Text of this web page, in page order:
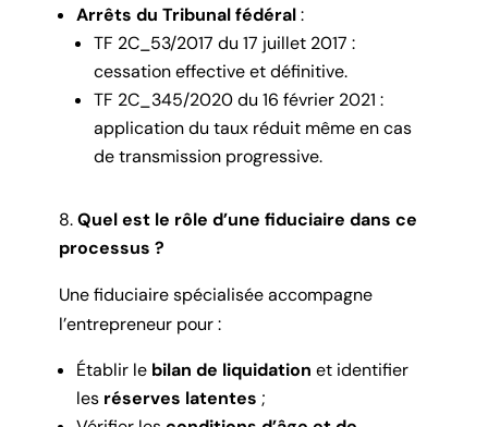
Arrêts du Tribunal fédéral:
TF 2C_53/2017 du 17 juillet 2017 :
cessation effective et définitive.
TF 2C_345/2020 du 16 février 2021 :
application du taux réduit même en cas
de transmission progressive.
Quel est le rôle d’une fiduciaire dans ce
processus ?
Une fiduciaire spécialisée accompagne
l’entrepreneur pour :
Établir le bilan de liquidation et identifier
les réserves latentes ;